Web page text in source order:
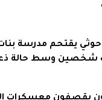
يقتحم مدرسة
شخصين وسط حالة
يقصفون معسكرات